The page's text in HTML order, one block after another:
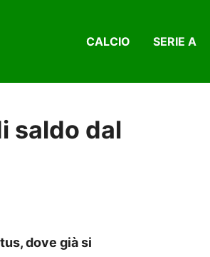
CALCIO SERIE A
saldo dal
dove già si